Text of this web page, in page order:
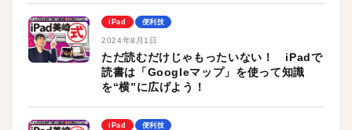
iPad 便利技
2024年8月1日
ただ読むだけじゃもったいない！ iPadで
読書は「Googleマップ」を使って知識
を“横”に広げよう！
iPad 便利技